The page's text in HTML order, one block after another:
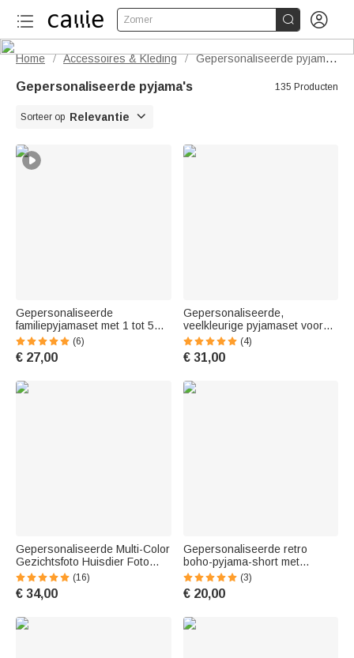
Zomer  
Home / Accessoires & Kleding / Gepersonaliseerde pyjama's
Gepersonaliseerde pyjama's 135 Producten
Sorteer op Relevantie 
Gepersonaliseerde
familiepyjamaset met 1 tot 5
gezichtsfoto’s Vaderdag-
Moederdag- en
verjaardagscadeau voor
(6)
€ 27,00
Gepersonaliseerde,
veelkleurige pyjamaset voor
dames en heren met 1-4 foto’s
van gezichten en opschrift –
thuiskleding, cadeau voor
voor koppels
(4)
€ 31,00
Gepersonaliseerde Multi-Color
Gezichtsfoto Huisdier Foto
Vrouwen Mannen Pyjama Set
Home Wear Valentijnsdag
Verjaardagscadeau voor paar
(16)
€ 34,00
Gepersonaliseerde retro
boho-pyjama-short met
bloemenprint en naam –
verjaardagscadeau voor
vrouwen
(3)
€ 20,00